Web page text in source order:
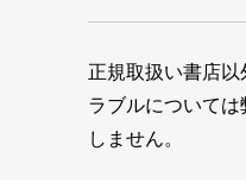
正規取扱い書店以
ラブルについて
しません。